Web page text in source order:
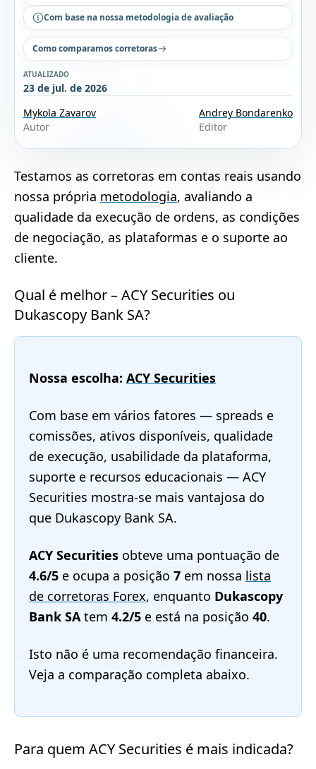
Com base na nossa metodologia de avaliação
Como comparamos corretoras
ATUALIZADO
23 de jul. de 2026
Mykola Zavarov
Autor
Andrey Bondarenko
Editor
Testamos as corretoras em contas reais usando
nossa própria metodologia, avaliando a
qualidade da execução de ordens, as condições
de negociação, as plataformas e o suporte ao
cliente.
Qual é melhor – ACY Securities ou
Dukascopy Bank SA?
Nossa escolha: ACY Securities
Com base em vários fatores — spreads e
comissões, ativos disponíveis, qualidade
de execução, usabilidade da plataforma,
suporte e recursos educacionais — ACY
Securities mostra-se mais vantajosa do
que Dukascopy Bank SA.
ACY Securities obteve uma pontuação de
4.6/5 e ocupa a posição 7 em nossa lista
de corretoras Forex, enquanto Dukascopy
Bank SAtem 4.2/5 e está na posição 40.
Isto não é uma recomendação financeira.
Veja a comparação completa abaixo.
Para quem ACY Securities é mais indicada?